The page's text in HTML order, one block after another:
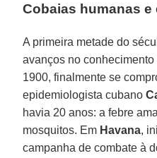
Cobaias humanas
A primeira metade do
avanços no
1900, finalmente se
epidemiologista cubano
havia 20 anos: a febre
mosquitos. Em Havana,
campanha de combate à